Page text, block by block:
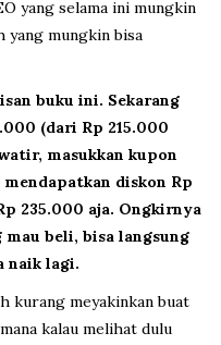
yang selama ini mungkin
yang mungkin bisa
buku ini. Sekarang
(dari Rp 215.000
masukkan kupon
diskon Rp
235.000 aja. Ongkirnya
mau beli, bisa langsung
naik lagi.
kurang meyakinkan buat
kalau melihat dulu